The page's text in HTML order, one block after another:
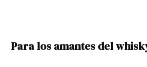
Para los amantes del